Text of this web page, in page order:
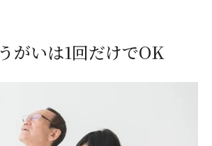
がいは1回だけでOK